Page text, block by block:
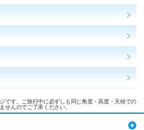
です。ご旅行中に必ずしも同じ角度・高度・天候での
せんのでご了承ください。